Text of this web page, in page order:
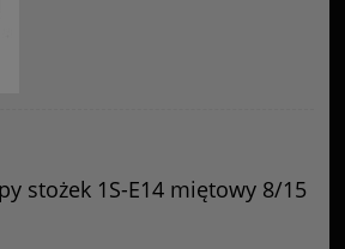
stożek 1S-E14 miętowy 8/15